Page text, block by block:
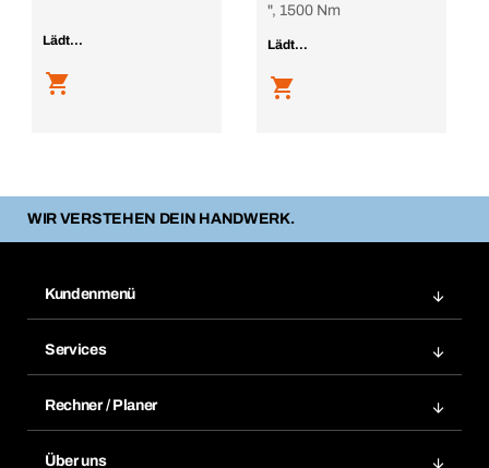
Lädt...
", 1500 Nm
Lädt...
WIR VERSTEHEN DEIN HANDWERK.
Kundenmenü
Rechnungen
Daueraufträge
Services
Elektronischer Datenaustausch
Rechner / Planer
Über uns